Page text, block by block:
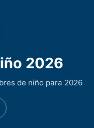
2026
de niño para 2026